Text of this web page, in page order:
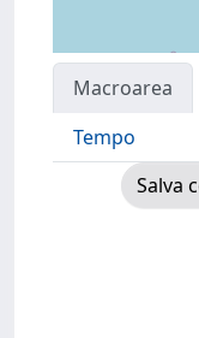
Macroarea
Tempo
Salva